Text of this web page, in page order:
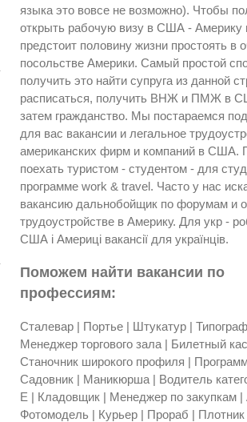
языка это вовсе не возможно). Чтобы
открыть рабочую визу в США - Америку
предстоит половину жизни простоять в
посольстве Америки. Самый простой
получить это найти супруга из данной
расписаться, получить ВНЖ и ПМЖ в
затем гражданство. Мы постараемся
для вас вакансии и легальное
американских фирм и компаний в США.
поехать туристом - студентом - для
программе work & travel. Часто у нас
вакансию дальнобойщик по форумам и
трудоустройстве в Америку. Для укр -
США і Америці вакансії для українців.
Поможем найти вакансии по
профессиям:
Сталевар | Портье | Штукатур |
Менеджер торгового зала | Билетный
Станочник широкого профиля |
Садовник | Маникюрша | Водитель
E | Кладовщик | Менеджер по закупкам |
Фотомодель | Курьер | Прораб | Плотник